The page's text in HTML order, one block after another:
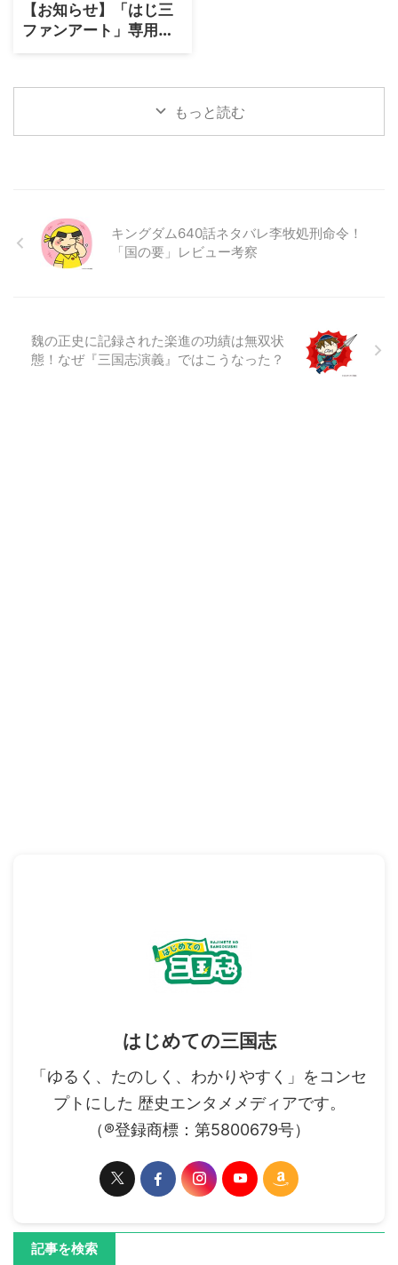
【お知らせ】「はじ三
ファンアート」専用の
応募ページをリニュー
もっと読む
キングダム640話ネタバレ李牧処刑命令！
「国の要」レビュー考察
魏の正史に記録された楽進の功績は無双状
態！なぜ『三国志演義』ではこうなった？
はじめての三国志
「ゆるく、たのしく、わかりやすく」をコンセ
プトにした 歴史エンタメメディアです。
（®登録商標：第5800679号）
記事を検索